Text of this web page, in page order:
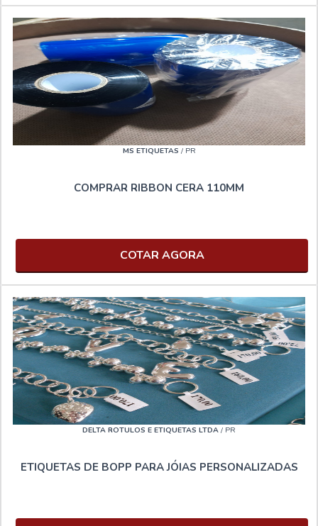
MS ETIQUETAS / PR
COMPRAR RIBBON CERA 110MM
COTAR AGORA
DELTA ROTULOS E ETIQUETAS LTDA / PR
ETIQUETAS DE BOPP PARA JÓIAS PERSONALIZADAS